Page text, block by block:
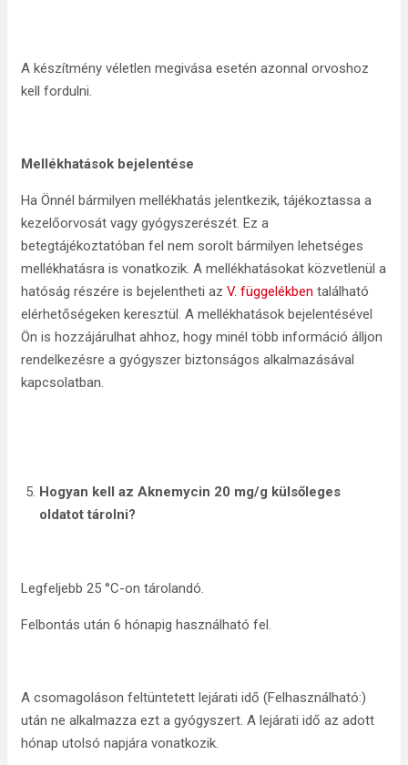
A készítmény véletlen megivása esetén azonnal orvoshoz
kell fordulni.
Mellékhatások bejelentése
Ha Önnél bármilyen mellékhatás jelentkezik, tájékoztassa a
kezelőorvosát vagy gyógyszerészét. Ez a
betegtájékoztatóban fel nem sorolt bármilyen lehetséges
mellékhatásra is vonatkozik. A mellékhatásokat közvetlenül a
hatóság részére is bejelentheti az V. függelékben található
elérhetőségeken keresztül. A mellékhatások bejelentésével
Ön is hozzájárulhat ahhoz, hogy minél több információ álljon
rendelkezésre a gyógyszer biztonságos alkalmazásával
kapcsolatban.
Hogyan kell az Aknemycin 20 mg/g külsőleges
oldatot tárolni?
Legfeljebb 25 °C-on tárolandó.
Felbontás után 6 hónapig használható fel.
A csomagoláson feltüntetett lejárati idő (Felhasználható:)
után ne alkalmazza ezt a gyógyszert. A lejárati idő az adott
hónap utolsó napjára vonatkozik.